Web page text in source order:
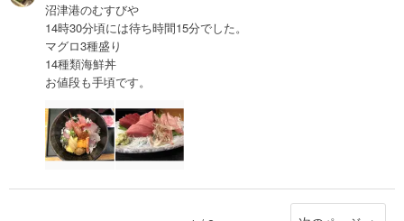
沼津港のむすびや
14時30分頃には待ち時間15分でした。
マグロ3種盛り
14種類海鮮丼
お値段も手頃です。